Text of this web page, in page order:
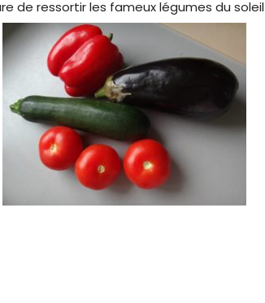
de ressortir les fameux légumes du soleil